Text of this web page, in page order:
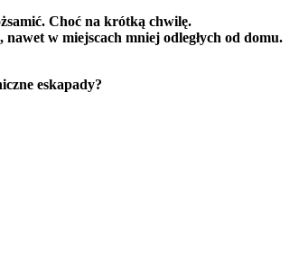
Choć na krótką chwilę.
w miejscach mniej odległych od domu.
eskapady?